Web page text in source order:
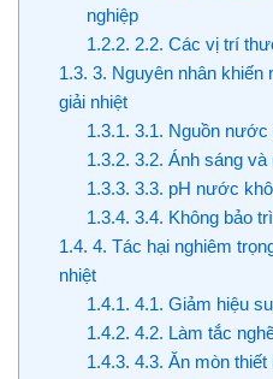
nghiệp
1.2.2. 2.2. Các vị trí
1.3. 3. Nguyên nhân khiến
giải nhiệt
1.3.1. 3.1. Nguồn
1.3.2. 3.2. Ánh sáng
1.3.3. 3.3. pH nước
1.3.4. 3.4. Không bảo
1.4. 4. Tác hại nghiêm
nhiệt
1.4.1. 4.1. Giảm hiệu
1.4.2. 4.2. Làm tắc
1.4.3. 4.3. Ăn mòn thiết